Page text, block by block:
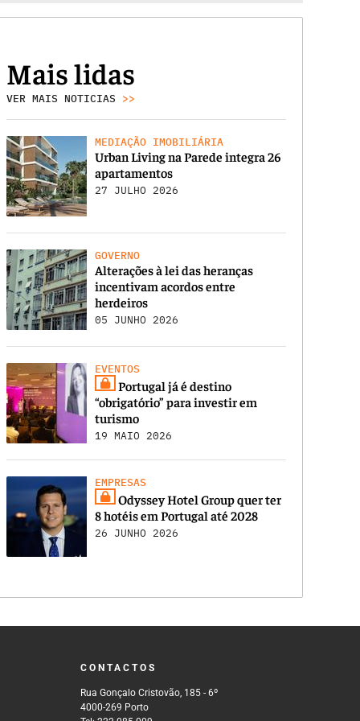
Mais lidas
VER MAIS NOTICIAS >>
MEDIAÇÃO IMOBILIÁRIA
Urban Living na Parede integra 26
apartamentos
27 JULHO 2026
GOVERNO
Alterações à lei das heranças
incentivam acordos entre
herdeiros
05 JUNHO 2026
EVENTOS
Portugal já é destino
“obrigatório” para investir em
turismo
19 MAIO 2026
EMPRESAS
Odyssey Hotel Group quer ter
8 hotéis em Portugal até 2028
26 JUNHO 2026
CONTACTOS
Rua Gonçalo Cristovão, 185 - 6º
4000-269 Porto